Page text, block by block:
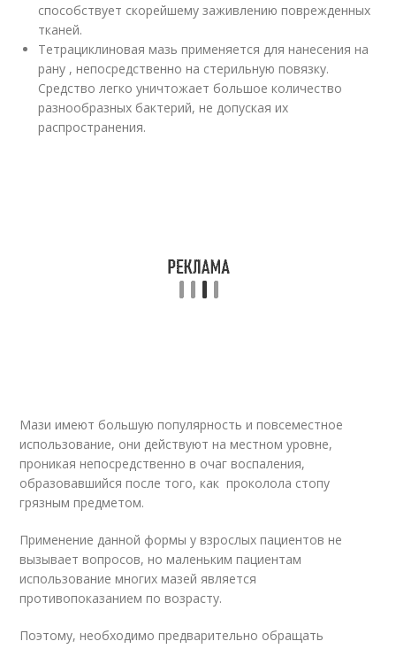
способствует скорейшему заживлению поврежденных
тканей.
Тетрациклиновая мазь применяется для нанесения на
рану , непосредственно на стерильную повязку.
Средство легко уничтожает большое количество
разнообразных бактерий, не допуская их
распространения.
Мази имеют большую популярность и повсеместное
использование, они действуют на местном уровне,
проникая непосредственно в очаг воспаления,
образовавшийся после того, как проколола стопу
грязным предметом.
Применение данной формы у взрослых пациентов не
вызывает вопросов, но маленьким пациентам
использование многих мазей является
противопоказанием по возрасту.
Поэтому, необходимо предварительно обращать